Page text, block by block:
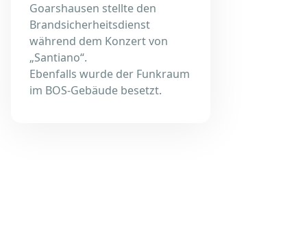
Goarshausen stellte den
Brandsicherheitsdienst
während dem Konzert von
„Santiano“.
Ebenfalls wurde der Funkraum
im BOS-Gebäude besetzt.